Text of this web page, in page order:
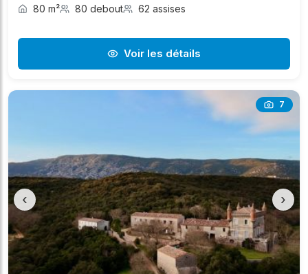
80 m² 80 debout 62 assises
Voir les détails
7
‹ ›